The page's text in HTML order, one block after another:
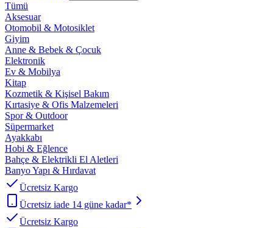
Tümü
Aksesuar
Otomobil & Motosiklet
Giyim
Anne & Bebek & Çocuk
Elektronik
Ev & Mobilya
Kitap
Kozmetik & Kişisel Bakım
Kırtasiye & Ofis Malzemeleri
Spor & Outdoor
Süpermarket
Ayakkabı
Hobi & Eğlence
Bahçe & Elektrikli El Aletleri
Banyo Yapı & Hırdavat
Ücretsiz Kargo
Ücretsiz iade 14 güne kadar*
Ücretsiz Kargo